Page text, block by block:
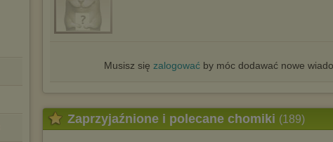
Musisz się zalogowaćby móc dodawać nowe
Zaprzyjaźnione i polecane chomiki (189)